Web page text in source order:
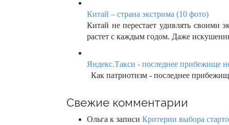
Китай – страна экстрима (10 фото)
Китай не перестает удивлять своими
растет с каждым годом. Даже
Яндекс.Такси - последнее прибежище
Как патриотизм - последнее
Свежие комментарии
Ольга к записи Критерии выбора